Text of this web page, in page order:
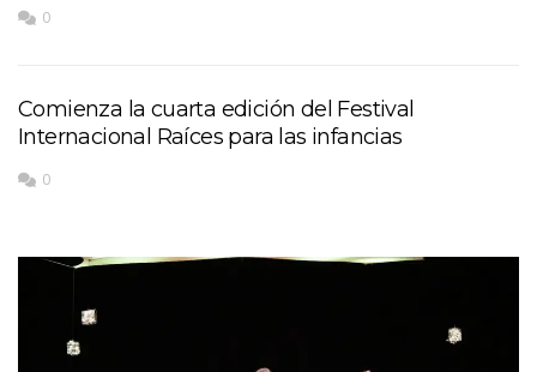
0
Comienza la cuarta edición del Festival
Internacional Raíces para las infancias
0